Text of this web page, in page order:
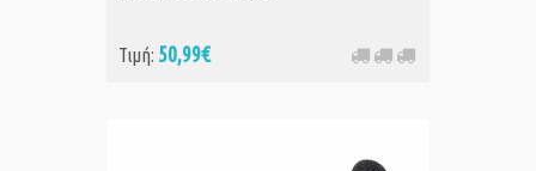
Τιμή: 50,99€